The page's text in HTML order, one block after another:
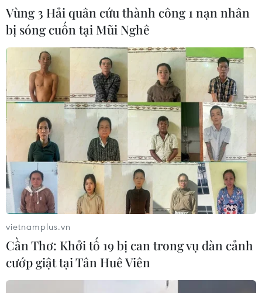
Vùng 3 Hải quân cứu thành công 1 nạn nhân
bị sóng cuốn tại Mũi Nghê
vietnamplus.vn
Cần Thơ: Khởi tố 19 bị can trong vụ dàn cảnh
cướp giật tại Tân Huê Viên